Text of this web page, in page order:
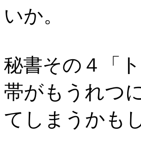
いか。
秘書その４「
帯がもうれつ
てしまうかも